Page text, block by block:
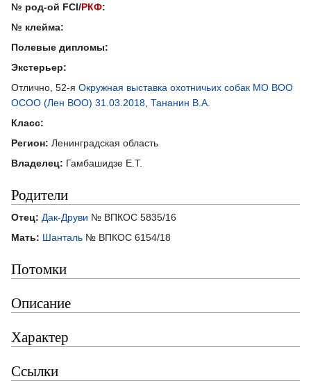
№ род-ой FCI/РКФ:
№ клейма:
Полевые дипломы:
Экстерьер:
Отлично, 52-я Окружная выставка охотничьих собак МО ВОО
ОСОО (Лен ВОО) 31.03.2018 Тананин В.А.
Класс:
Регион: Ленинградская область
Владелец: Гамбашидзе Е.Т.
Родители
Отец: Дак-Друви № ВПКОС 5835/16
Мать: Шанталь № ВПКОС 6154/18
Потомки
Описание
Характер
Ссылки